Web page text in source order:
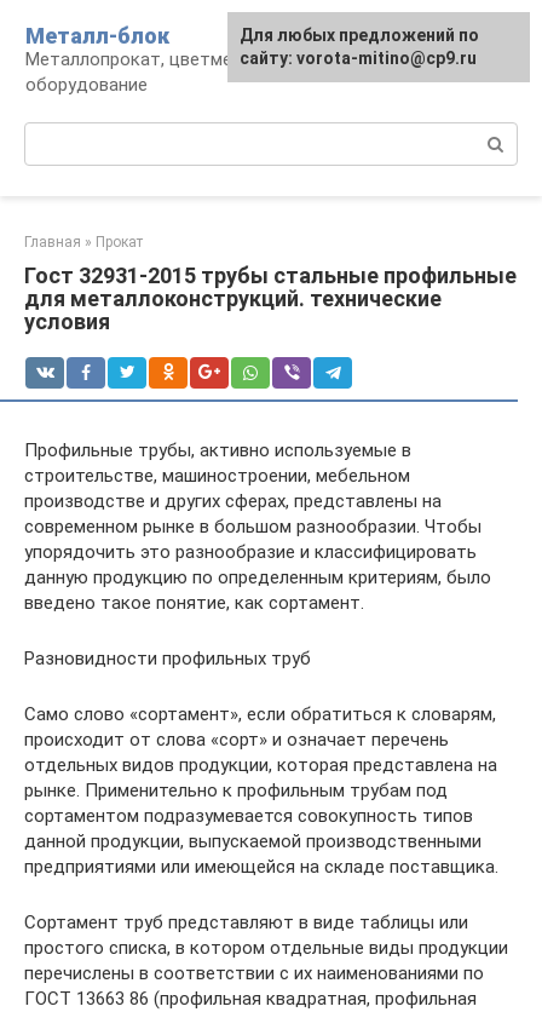
контенту
Металл-блок
Металлопрокат, цветмет, обработка и
оборудование
Главная » Прокат
Гост 32931-2015 трубы стальные профильные
для металлоконструкций. технические
условия
Профильные трубы, активно используемые в
строительстве, машиностроении, мебельном
производстве и других сферах, представлены на
современном рынке в большом разнообразии. Чтобы
упорядочить это разнообразие и классифицировать
данную продукцию по определенным критериям, было
введено такое понятие, как сортамент.
Разновидности профильных труб
Само слово «сортамент», если обратиться к словарям,
происходит от слова «сорт» и означает перечень
отдельных видов продукции, которая представлена на
рынке. Применительно к профильным трубам под
сортаментом подразумевается совокупность типов
данной продукции, выпускаемой производственными
предприятиями или имеющейся на складе поставщика.
Сортамент труб представляют в виде таблицы или
простого списка, в котором отдельные виды продукции
перечислены в соответствии с их наименованиями по
ГОСТ 13663 86 (профильная квадратная, профильная
Для любых предложений по
сайту: vorota-mitino@cp9.ru